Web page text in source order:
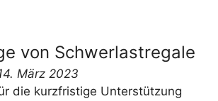
von Schwerlastregale
März 2023
die kurzfristige Unterstützung